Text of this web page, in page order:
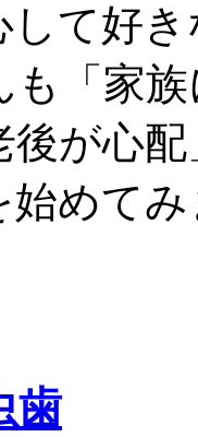
して好
も「家
後が心
始めて
歯